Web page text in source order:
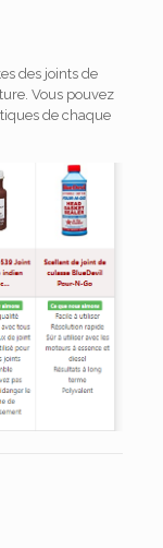
des joints de
Vous pouvez
de chaque